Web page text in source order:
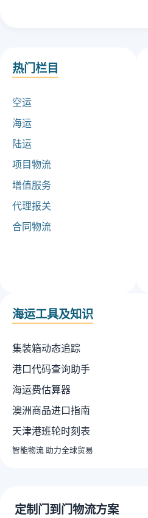
热门栏目
空运
海运
陆运
项目物流
增值服务
代理报关
合同物流
海运工具及知识
集装箱动态追踪
港口代码查询助手
海运费估算器
澳洲商品进口指南
天津港班轮时刻表
智能物流 助力全球贸易
定制门到门物流方案